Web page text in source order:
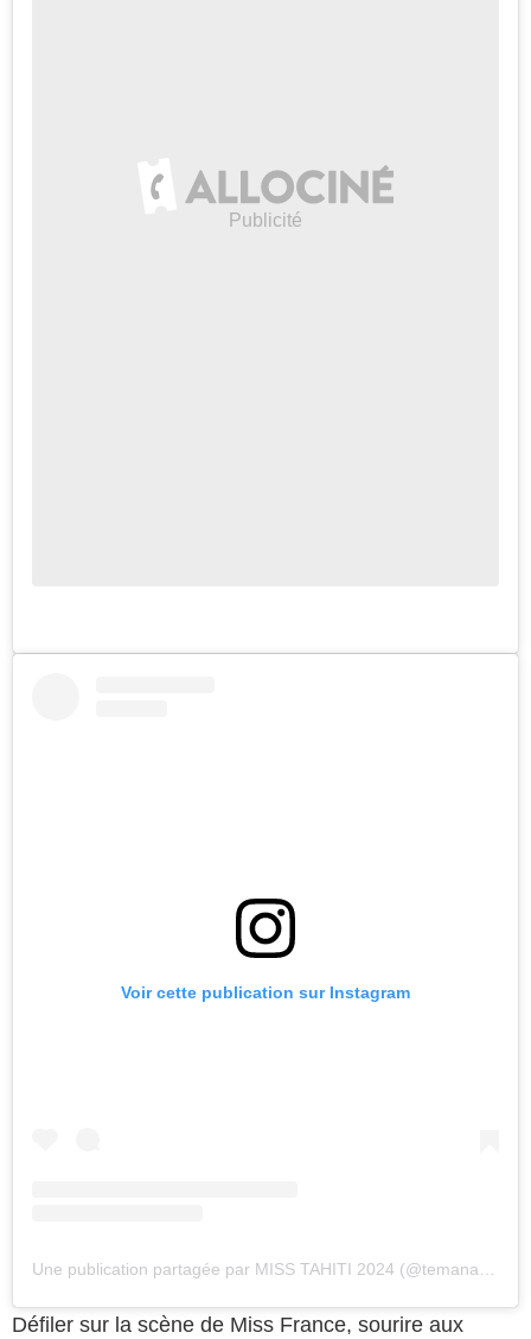
Voir cette publication sur Instagram
Une publication partagée par MISS TAHITI 2024 (@temanavadomingooff)
Défiler sur la scène de Miss France, sourire aux